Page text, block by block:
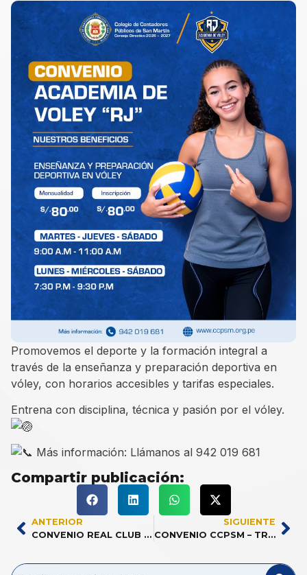
Promovemos el deporte y la formación integral a
través de la enseñanza y preparación deportiva en
vóley, con horarios accesibles y tarifas especiales.
Entrena con disciplina, técnica y pasión por el vóley.
Más información: Llámanos al 942 019 681
Compartir publicación:
ANTERIOR
CONVENIO REAL CLUB TARAPOTO
SIGUIENTE
CONVENIO CCPSM – TRAUCO ACADEMIA DE BASKETBALL